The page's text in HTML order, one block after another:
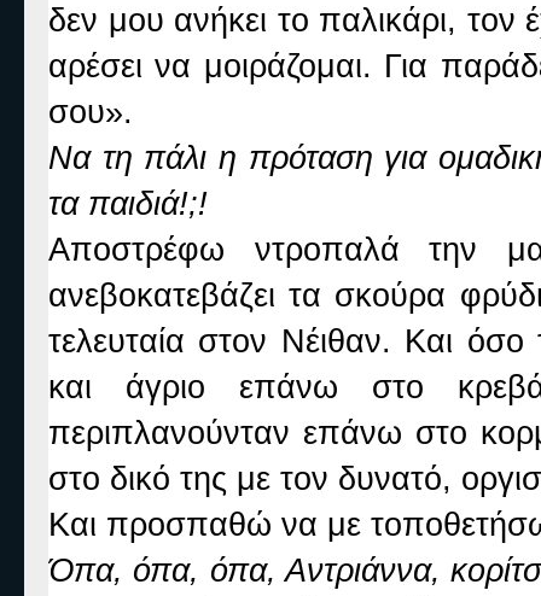
δεν μου ανήκει το παλικάρι,
αρέσει να μοιράζομαι. Για
σου».
Να τη πάλι η πρόταση για
τα παιδιά!;!
Αποστρέφω ντροπαλά την
ανεβοκατεβάζει τα σκούρα
τελευταία στον Νέιθαν. Και
και άγριο επάνω στο
περιπλανούνταν επάνω στο
στο δικό της με τον δυνατό,
Και προσπαθώ να με
Όπα, όπα, όπα, Αντριάννα,